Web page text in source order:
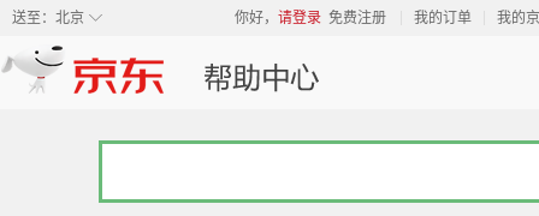
◇
送至： 北京 你好， 请登录 免费注册 我的订单 我的